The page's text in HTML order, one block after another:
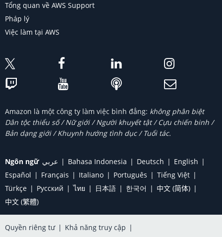
Tổng quan về AWS Support
Pháp lý
Việc làm tại AWS
Amazon là một công ty làm việc bình đẳng: không phân biệt
Dân tộc thiểu số / Nữ giới / Người khuyết tật / Cựu chiến binh /
Bản dạng giới / Khuynh hướng tình dục / Tuổi tác.
Ngôn ngữ عربي Bahasa Indonesia Deutsch
English
Español
Français Italiano Português
Tiếng Việt
Türkçe
Ρусский ไทย 日本語 한국어
中文 (简体)
中文 (繁體)
Quyền riêng tư | Khả năng truy cập |